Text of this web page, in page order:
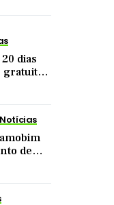
dias
gratuitas
de
&